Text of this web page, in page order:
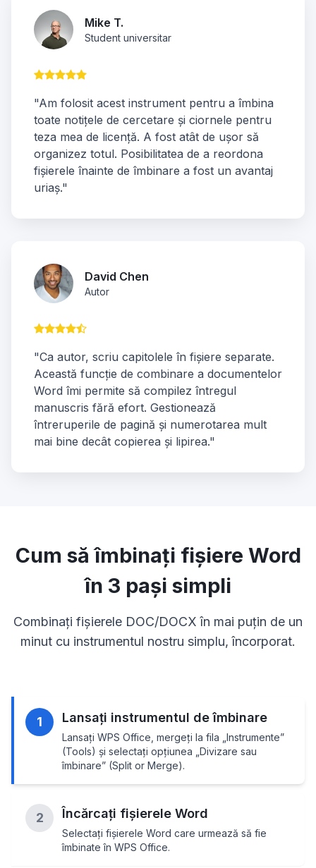
Mike T.
Student universitar
"Am folosit acest instrument pentru a îmbina
toate notițele de cercetare și ciornele pentru
teza mea de licență. A fost atât de ușor să
organizez totul. Posibilitatea de a reordona
fișierele înainte de îmbinare a fost un avantaj
uriaș."
David Chen
Autor
"Ca autor, scriu capitolele în fișiere separate.
Această funcție de combinare a documentelor
Word îmi permite să compilez întregul
manuscris fără efort. Gestionează
întreruperile de pagină și numerotarea mult
mai bine decât copierea și lipirea."
Cum să îmbinați fișiere Word
în 3 pași simpli
Combinați fișierele DOC/DOCX în mai puțin de un
minut cu instrumentul nostru simplu, încorporat.
1 Lansați instrumentul de îmbinare
Lansați WPS Office, mergeți la fila „Instrumente”
(Tools) și selectați opțiunea „Divizare sau
îmbinare” (Split or Merge).
2 Încărcați fișierele Word
Selectați fișierele Word care urmează să fie
îmbinate în WPS Office.